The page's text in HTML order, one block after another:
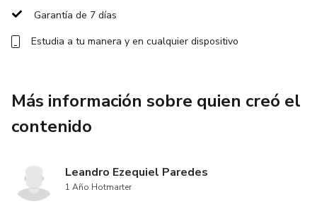
Garantía de 7 días
Estudia a tu manera y en cualquier dispositivo
Más información sobre quien creó el
contenido
Leandro Ezequiel Paredes
1 Año Hotmarter